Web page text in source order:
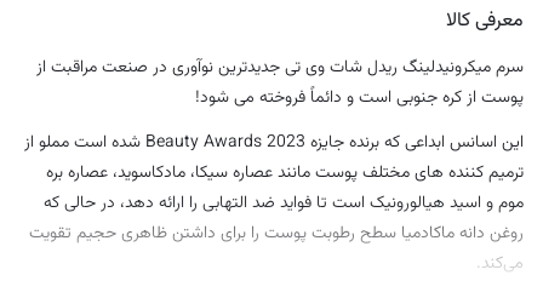
معرفی کالا
سرم میکرونیدلینگ ریدل شات وی تی جدیدترین نوآوری در صنعت مراقبت از
پوست از کره جنوبی است و دائماً فروخته می شود!
این اسانس ابداعی که برنده جایزه Beauty Awards 2023 شده است مملو از
ترمیم کننده ‌های مختلف پوست مانند عصاره سیکا، مادکاسوید، عصاره بره
موم و اسید هیالورونیک است تا فواید ضد التهابی را ارائه دهد، در حالی که
روغن دانه ماکادمیا سطح رطوبت پوست را برای داشتن ظاهری حجیم تقویت
می‌کند.